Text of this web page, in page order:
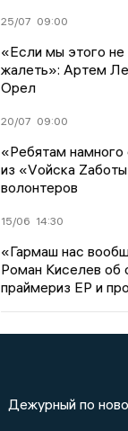
25/07 09:00
«Если мы этого
жалеть»: Артем
Орел
20/07 09:00
«Ребятам
из «Vойска
волонтеров
15/06 14:30
«Гармаш нас
Роман Киселев об
праймериз ЕР и
Дежурный по